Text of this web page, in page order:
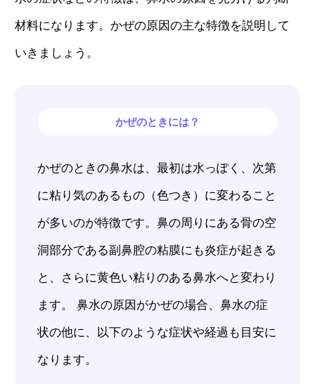
材料になります。かぜの原因の主な特徴を説明して
いきましょう。
かぜのときには？
かぜのときの鼻水は、最初は水っぽく、次第
に粘り気のあるもの（色つき）に変わること
が多いのが特徴です。鼻の周りにある骨の空
洞部分である副鼻腔の粘膜にも炎症が起きる
と、さらに黄色い粘りのある鼻水へと変わり
ます。 鼻水の原因がかぜの場合、鼻水の症
状の他に、以下のような症状や経過も目安に
なります。